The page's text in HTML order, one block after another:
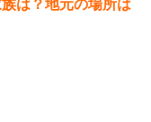
は？地元の場所は